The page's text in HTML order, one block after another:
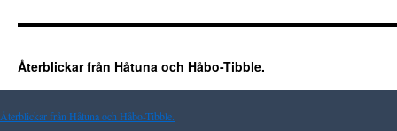
Återblickar från Håtuna och Håbo-Tibble.
Återblickar från Håtuna och Håbo-Tibble.